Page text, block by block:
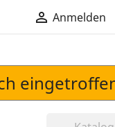
 Anmelden